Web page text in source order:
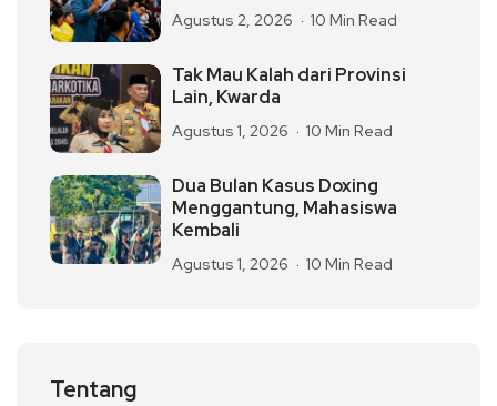
Agustus 2, 2026 10 Min Read
Tak Mau Kalah dari Provinsi
Lain, Kwarda
Agustus 1, 2026 10 Min Read
Dua Bulan Kasus Doxing
Menggantung, Mahasiswa
Kembali
Agustus 1, 2026 10 Min Read
Tentang